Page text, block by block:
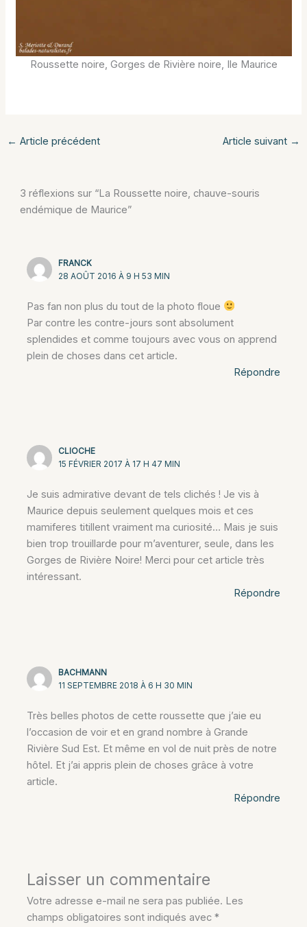
Roussette noire, Gorges de Rivière noire, Ile Maurice
← Article précédent Article suivant →
3 réflexions sur “La Roussette noire, chauve-souris
endémique de Maurice”
FRANCK
28 AOÛT 2016 À 9 H 53 MIN
Pas fan non plus du tout de la photo floue
Par contre les contre-jours sont absolument
splendides et comme toujours avec vous on apprend
plein de choses dans cet article.
Répondre
CLIOCHE
15 FÉVRIER 2017 À 17 H 47 MIN
Je suis admirative devant de tels clichés ! Je vis à
Maurice depuis seulement quelques mois et ces
mamiferes titillent vraiment ma curiosité… Mais je suis
bien trop trouillarde pour m’aventurer, seule, dans les
Gorges de Rivière Noire! Merci pour cet article très
intéressant.
Répondre
BACHMANN
11 SEPTEMBRE 2018 À 6 H 30 MIN
Très belles photos de cette roussette que j’aie eu
l’occasion de voir et en grand nombre à Grande
Rivière Sud Est. Et même en vol de nuit près de notre
hôtel. Et j’ai appris plein de choses grâce à votre
article.
Répondre
Laisser un commentaire
Votre adresse e-mail ne sera pas publiée. Les
champs obligatoires sont indiqués avec*